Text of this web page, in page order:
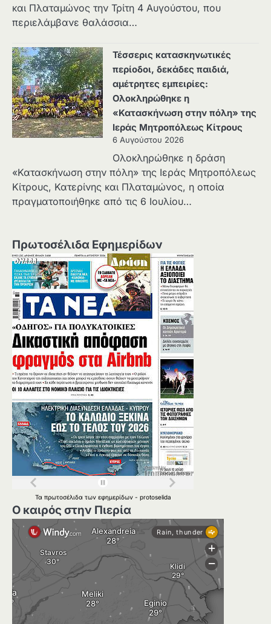
και Πλαταμώνος την Τρίτη 4 Αυγούστου, που
περιελάμβανε θαλάσσια…
Τέσσερις κατασκηνωτικές
περίοδοι, δεκάδες παιδιά,
αμέτρητες εμπειρίες:
Ολοκληρώθηκε η
«Κατασκήνωση στην πόλη» της
Ιεράς Μητροπόλεως Κίτρους
6 Αυγούστου 2026
Ολοκληρώθηκε η δράση
«Κατασκήνωση στην πόλη» της Ιεράς Μητροπόλεως
Κίτρους, Κατερίνης και Πλαταμώνος, η οποία
πραγματοποιήθηκε από τις 6 Ιουλίου…
Πρωτοσέλιδα Εφημερίδων
Τα πρωτοσέλιδα των εφημερίδων - protoselida
Ο καιρός στην Πιερία